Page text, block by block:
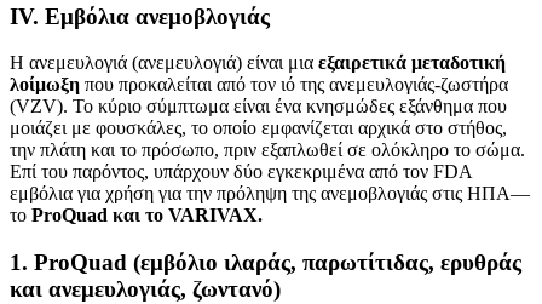
IV. Εμβόλια ανεμοβλογιάς
Η ανεμευλογιά (ανεμευλογιά) είναι μια εξαιρετικά μεταδοτική
λοίμωξη που προκαλείται από τον ιό της ανεμευλογιάς-ζωστήρα
(VZV). Το κύριο σύμπτωμα είναι ένα κνησμώδες εξάνθημα που
μοιάζει με φουσκάλες, το οποίο εμφανίζεται αρχικά στο στήθος,
την πλάτη και το πρόσωπο, πριν εξαπλωθεί σε ολόκληρο το σώμα.
Επί του παρόντος, υπάρχουν δύο εγκεκριμένα από τον FDA
εμβόλια για χρήση για την πρόληψη της ανεμοβλογιάς στις ΗΠΑ—
το ProQuad και το VARIVAX.
1. ProQuad (εμβόλιο ιλαράς, παρωτίτιδας, ερυθράς
και ανεμευλογιάς, ζωντανό)